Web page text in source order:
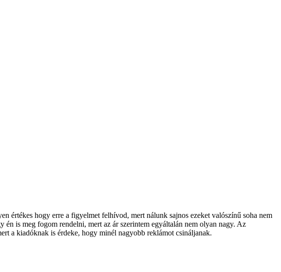
értékes hogy erre a figyelmet felhívod, mert nálunk sajnos ezeket valószínű soha nem
is meg fogom rendelni, mert az ár szerintem egyáltalán nem olyan nagy. Az
a kiadóknak is érdeke, hogy minél nagyobb reklámot csináljanak.